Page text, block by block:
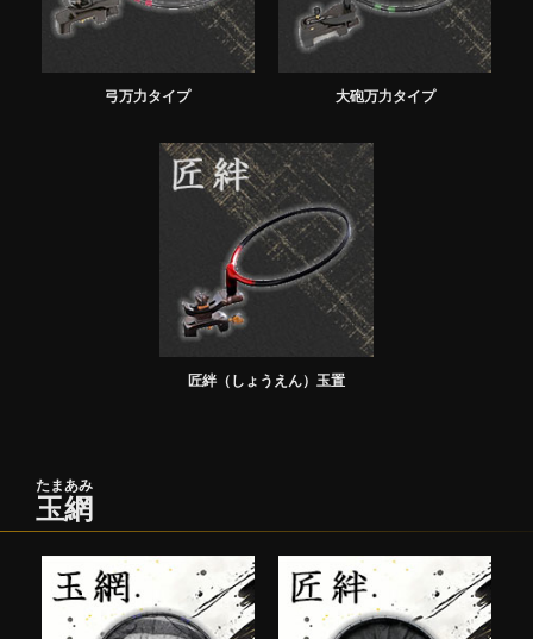
弓万力タイプ 大砲万力タイプ
匠絆（しょうえん）玉置
玉網
たまあみ